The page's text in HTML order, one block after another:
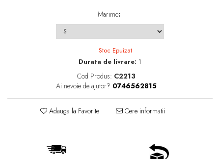
Marime:
Stoc Epuizat
Durata de livrare: 1
Cod Produs: C2213
Ai nevoie de ajutor? 0746562815
Adauga la Favorite Cere informatii